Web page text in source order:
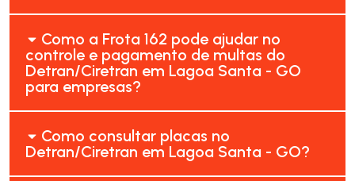
Como a Frota 162 pode ajudar no
controle e pagamento de multas do
Detran/Ciretran em Lagoa Santa - GO
para empresas?
Como consultar placas no
Detran/Ciretran em Lagoa Santa - GO?